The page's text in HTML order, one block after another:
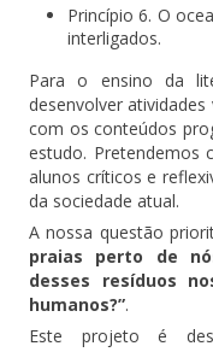
Princípio 6. O
interligados.
Para o ensino da
desenvolver
com os conteúdos
estudo. Pretendemos
alunos críticos e
da sociedade atual.
A nossa questão
praias perto de
desses resíduos
humanos?”.
Este projeto é